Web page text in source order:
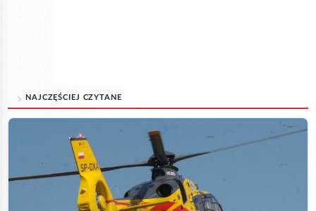
NAJCZĘŚCIEJ CZYTANE